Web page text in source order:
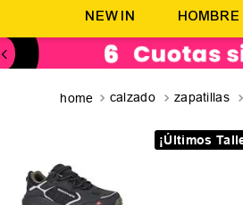
NEW IN HOMBRE
calzado zapatillas
¡Últimos